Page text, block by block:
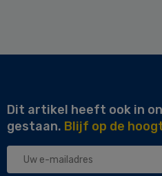
Dit artikel heeft ook in
gestaan. Blijf op de
Uw